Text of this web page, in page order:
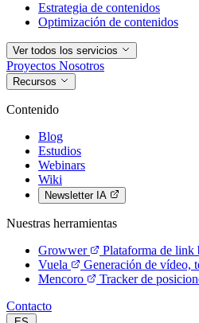
Estrategia de contenidos
Optimización de contenidos
Ver todos los servicios
Proyectos Nosotros
Recursos
Contenido
Blog
Estudios
Webinars
Wiki
Newsletter IA
Nuestras herramientas
Growwer
Plataforma de link
Vuela
Generación de vídeo,
Mencoro
Tracker de
Contacto